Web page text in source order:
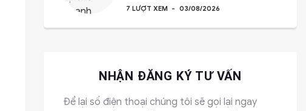
7 LƯỢT XEM 03/08/2026
NHẬN ĐĂNG KÝ TƯ VẤN
Để lại số điện thoại chúng tôi sẽ gọi lại ngay